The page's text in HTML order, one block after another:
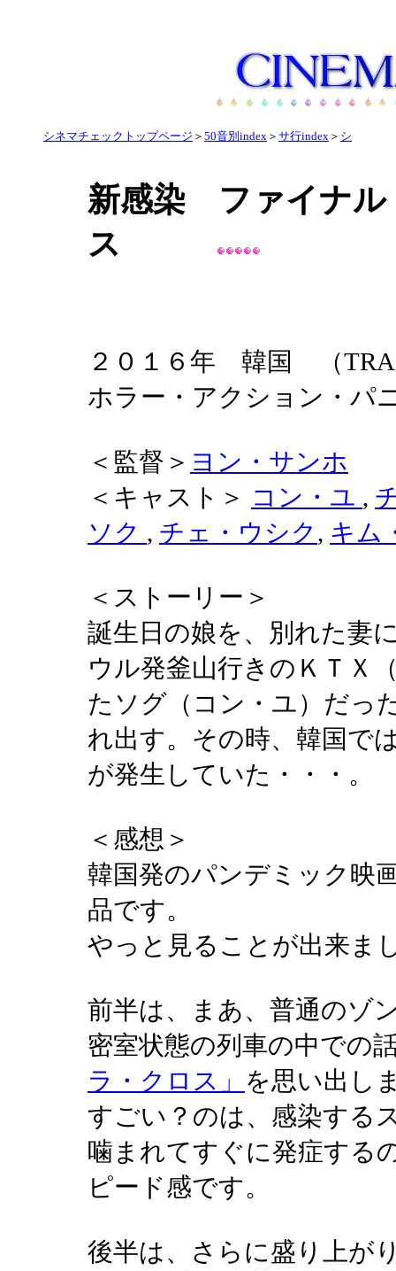
シネマチェックトップページ ＞ 50音別index ＞ サ行index ＞ シ
新感染 ファイナル
ス
２０１６年 韓国 （
ホラー・アクション
＜監督＞ ヨン・サンホ
＜キャスト＞ コン・ユ ,
ソク , チェ・ウシク , キム
＜ストーリー＞
誕生日の娘を、別れた妻
ウル発釜山行きのＫＴＸ
たソグ（コン・ユ）だっ
れ出す。その時、韓国で
が発生していた・・・。
＜感想＞
韓国発のパンデミック映
品です。
やっと見ることが出来ま
前半は、まあ、普通のゾ
密室状態の列車の中での
ラ・クロス」 を思い出し
すごい？のは、感染する
噛まれてすぐに発症する
ピード感です。
後半は、さらに盛り上が